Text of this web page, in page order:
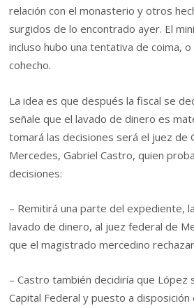
relación con el monasterio y otros
surgidos de lo encontrado ayer. El
incluso hubo una tentativa de coima,
cohecho.
La idea es que después la fiscal se
señale que el lavado de dinero es
tomará las decisiones será el juez de
Mercedes, Gabriel Castro, quien
decisiones:
– Remitirá una parte del expediente,
lavado de dinero, al juez federal de
que el magistrado mercedino
– Castro también decidiría que López
Capital Federal y puesto a